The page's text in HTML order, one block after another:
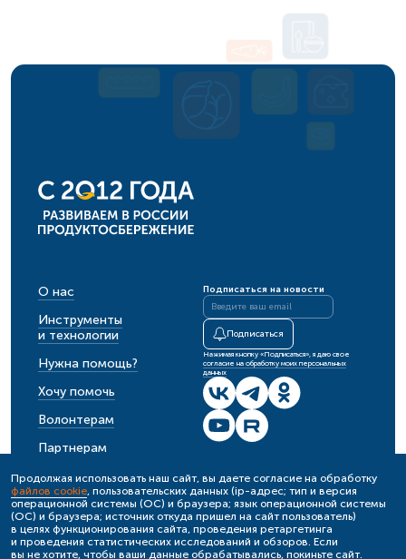
О нас
Инструменты
и технологии
Нужна помощь?
Хочу помочь
Волонтерам
Партнерам
События
Новости
Подписаться на новости
Подписаться
Нажимая кнопку «Подписаться», я даю свое
согласие на обработку моих персональных
данных
Политика обработки персональных данных
Продолжая использовать наш сайт, вы даете согласие на обработку
файлов cookie, пользовательских данных (ip-адрес; тип и версия
операционной системы (ОС) и браузера; язык операционной системы
(ОС) и браузера; источник откуда пришел на сайт пользователь)
в целях функционирования сайта, проведения ретаргетинга
и проведения статистических исследований и обзоров. Если
вы не хотите, чтобы ваши данные обрабатывались, покиньте сайт.